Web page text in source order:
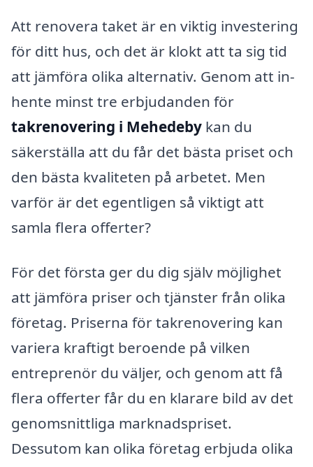
Att renovera taket är en viktig investering
för ditt hus, och det är klokt att ta sig tid
att jämföra olika alternativ. Genom att in­
hente minst tre erbjudanden för
takrenovering i Mehedeby kan du
säkerställa att du får det bästa priset och
den bästa kvaliteten på arbetet. Men
varför är det egentligen så viktigt att
samla flera offerter?
För det första ger du dig själv möjlighet
att jämföra priser och tjänster från olika
företag. Priserna för takrenovering kan
variera kraftigt beroende på vilken
entreprenör du väljer, och genom att få
flera offerter får du en klarare bild av det
genomsnittliga marknadspriset.
Dessutom kan olika företag erbjuda olika